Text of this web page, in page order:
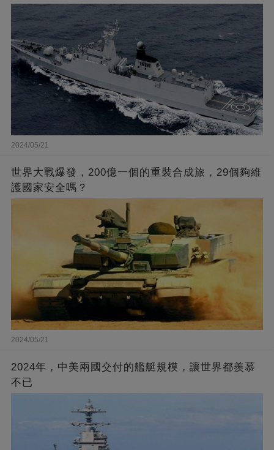
2024/05/21
世界大戰爆發，200億一個的重裝合成旅，29個夠維
護國家安全嗎？
2024/05/21
2024年，中美兩國交付的艦艇規模，讓世界都羨慕
不已